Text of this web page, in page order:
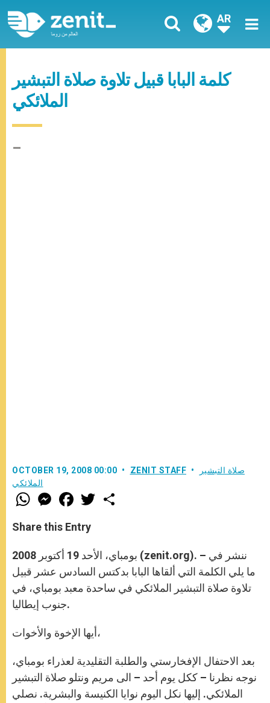
AR
كلمة البابا قبيل تلاوة صلاة التبشير
الملائكي
–
OCTOBER 19, 2008 00:00 ZENIT STAFF
صلاة التبشير
الملائكي
W
h
t
s
p
p
M
e
s
e
g
e
r
F
a
e
b
o
k
w
r
Share this Entry
بومباي، الأحد 19 أكتوبر 2008 (zenit.org). – ننشر في
ما يلي الكلمة التي ألقاها البابا بدكتس السادس عشر قبيل
تلاوة صلاة التبشير الملائكي في ساحدة معبد بومباي، في
جنوب إيطاليا.
أيها الإخوة والأخوات،
بعد الاحتفال الإفخارستي والطلبة التقليدية لعذراء بومباي،
نوجه نظرنا – ككل يوم أحد – الى مريم ونتلو صلاة التبشير
الملائكي. إليها نكل اليوم نوايا الكنيسة والبشرية. نصلي